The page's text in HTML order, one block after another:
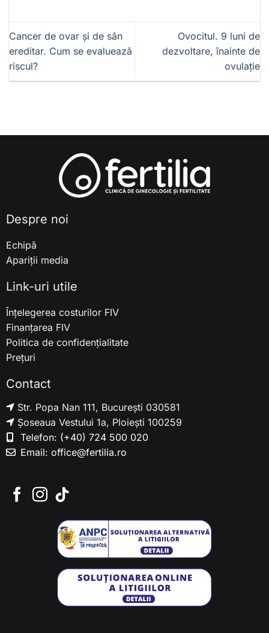
Cancer de ovar și de sân
ereditar. Cum se evaluează
riscul?
Ovocitul. 9 luni de
dezvoltare, înainte de
ovulație
Despre noi
Echipă
Apariții media
Link-uri utile
Înțelegerea costurilor FIV
Finanțarea FIV
Politica de confidențialitate
Prețuri
Contact
Str. Popa Nan 111, București 030581
Șoseaua Vestului 1a, Ploiești 100259
Telefon: (+40) 724 500 020
Email: office@fertilia.ro